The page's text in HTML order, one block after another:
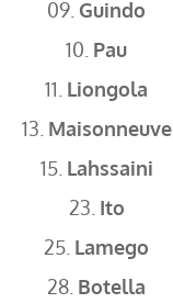
09. Guindo
10. Pau
11. Liongola
13. Maisonneuve
15. Lahssaini
23. Ito
25. Lamego
28. Botella